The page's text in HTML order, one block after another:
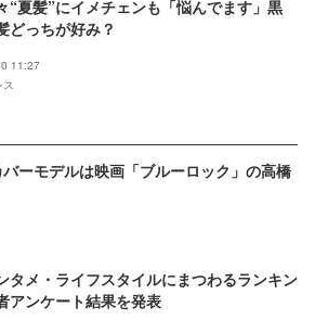
“夏髪”にイメチェンも「悩んでます」黒
どっちが好み？
11:27
ス
ーモデルは映画「ブルーロック」の高橋
タメ・ライフスタイルにまつわるランキン
アンケート結果を発表